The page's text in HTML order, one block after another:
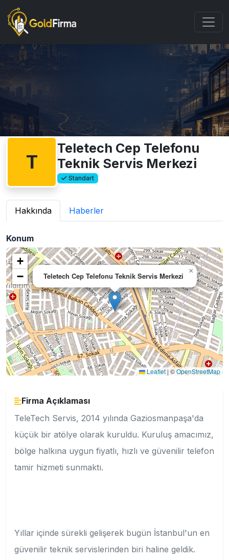
T
Teletech Cep Telefonu
Teknik Servis Merkezi
Standart
Hakkında Haberler
Konum
Teletech Cep Telefonu Teknik Servis Merkezi
×
+
−
Leaflet | ©OpenStreetMap
Firma Açıklaması
TeleTech Servis, 2014 yılında Gaziosmanpaşa'da
küçük bir atölye olarak kuruldu. Kuruluş amacımız,
bölge halkına uygun fiyatlı, hızlı ve güvenilir telefon
tamir hizmeti sunmaktı.
Yıllar içinde sürekli gelişerek bugün İstanbul'un en
güvenilir teknik servislerinden biri haline geldik.